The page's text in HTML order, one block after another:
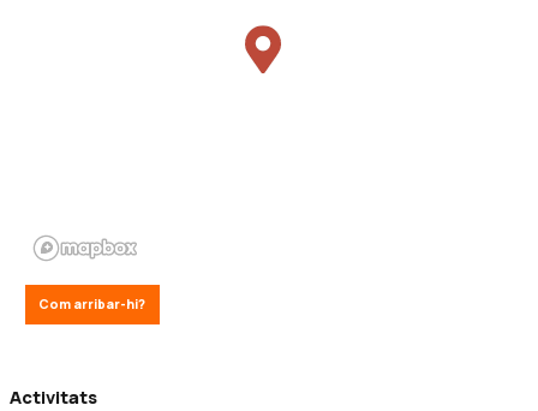
Com arribar-hi?
Activitats